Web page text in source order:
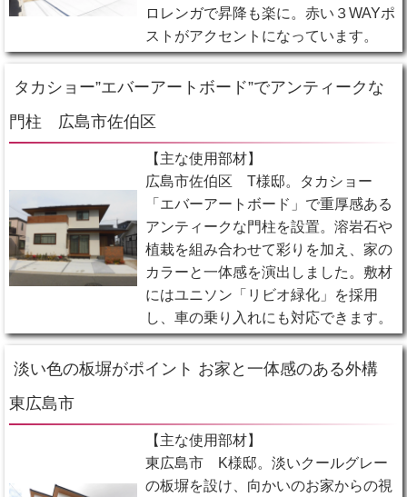
ロレンガで昇降も楽に。赤い３WAYポ
ストがアクセントになっています。
タカショー”エバーアートボード”でアンティークな
門柱 広島市佐伯区
【主な使用部材】
広島市佐伯区 T様邸。タカショー
「エバーアートボード」で重厚感ある
アンティークな門柱を設置。溶岩石や
植栽を組み合わせて彩りを加え、家の
カラーと一体感を演出しました。敷材
にはユニソン「リビオ緑化」を採用
し、車の乗り入れにも対応できます。
淡い色の板塀がポイント お家と一体感のある外構
東広島市
【主な使用部材】
東広島市 K様邸。淡いクールグレー
の板塀を設け、向かいのお家からの視